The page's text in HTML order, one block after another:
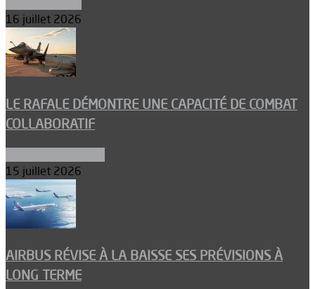
16 juillet 2026
LE RAFALE DÉMONTRE UNE CAPACITÉ DE COMBAT
COLLABORATIF
15 juillet 2026
AIRBUS RÉVISE À LA BAISSE SES PRÉVISIONS À
LONG TERME